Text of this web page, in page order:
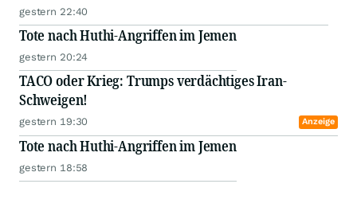
gestern 22:40
Tote nach Huthi-Angriffen im Jemen
gestern 20:24
TACO oder Krieg: Trumps verdächtiges Iran-
Schweigen!
gestern 19:30 Anzeige
Tote nach Huthi-Angriffen im Jemen
gestern 18:58